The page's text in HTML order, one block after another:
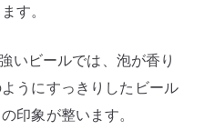
す。
いビールでは、泡が香り
うにすっきりしたビール
印象が整います。